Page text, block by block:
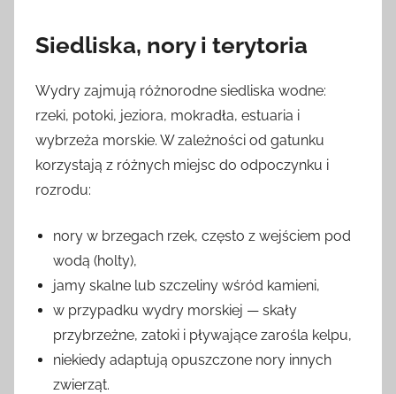
Siedliska, nory i terytoria
Wydry zajmują różnorodne siedliska wodne:
rzeki, potoki, jeziora, mokradła, estuaria i
wybrzeża morskie. W zależności od gatunku
korzystają z różnych miejsc do odpoczynku i
rozrodu:
nory w brzegach rzek, często z wejściem pod
wodą (holty),
jamy skalne lub szczeliny wśród kamieni,
w przypadku wydry morskiej — skały
przybrzeżne, zatoki i pływające zarośla kelpu,
niekiedy adaptują opuszczone nory innych
zwierząt.